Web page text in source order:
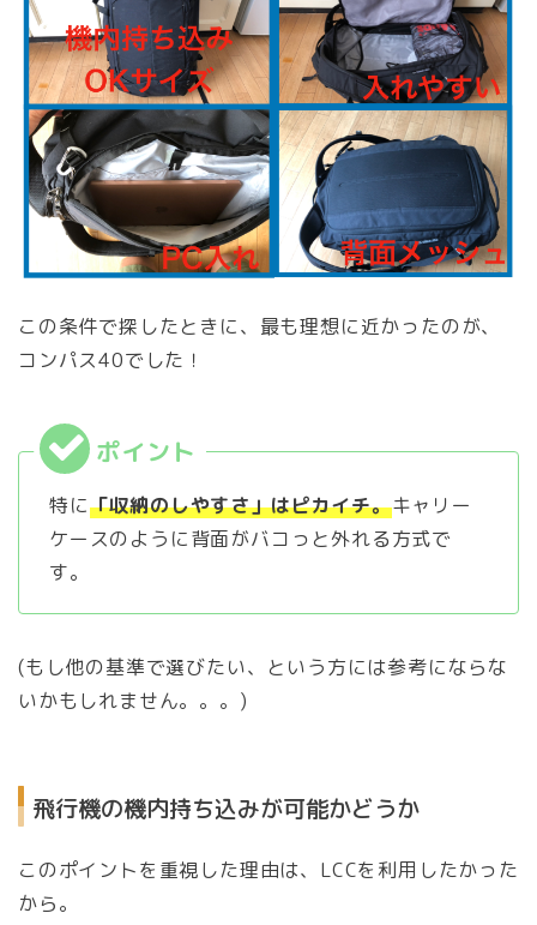
この条件で探したときに、最も理想に近かったのが、
コンパス40でした！
特に「収納のしやすさ」はピカイチ。キャリー
ケースのように背面がバコっと外れる方式で
す。
(もし他の基準で選びたい、という方には参考にならな
いかもしれません。。。)
飛行機の機内持ち込みが可能かどうか
このポイントを重視した理由は、LCCを利用したかった
から。